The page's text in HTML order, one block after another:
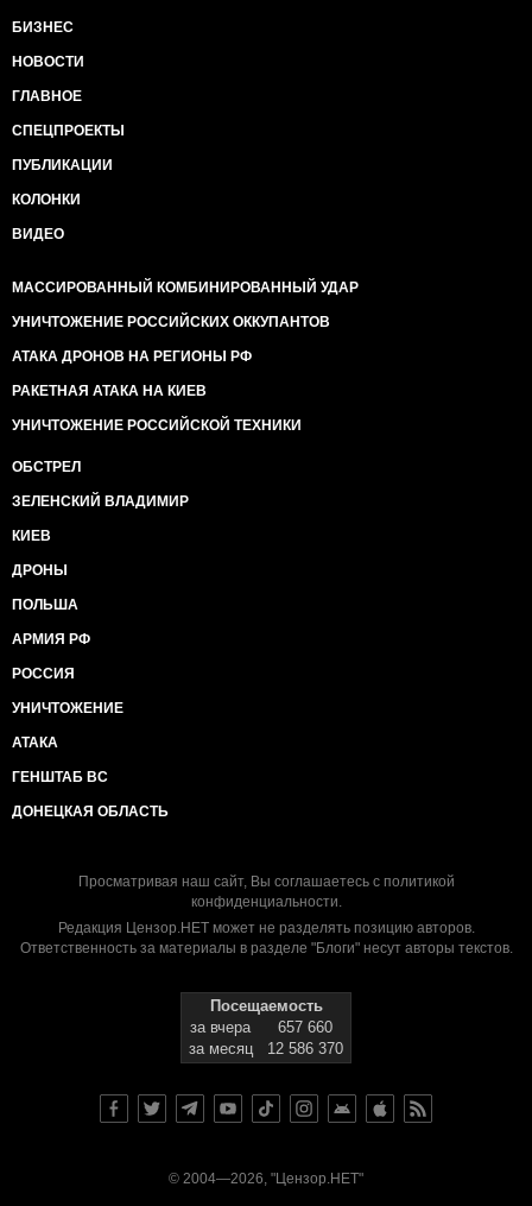
БИЗНЕС
НОВОСТИ
ГЛАВНОЕ
СПЕЦПРОЕКТЫ
ПУБЛИКАЦИИ
КОЛОНКИ
ВИДЕО
МАССИРОВАННЫЙ КОМБИНИРОВАННЫЙ УДАР
УНИЧТОЖЕНИЕ РОССИЙСКИХ ОККУПАНТОВ
АТАКА ДРОНОВ НА РЕГИОНЫ РФ
РАКЕТНАЯ АТАКА НА КИЕВ
УНИЧТОЖЕНИЕ РОССИЙСКОЙ ТЕХНИКИ
ОБСТРЕЛ
ЗЕЛЕНСКИЙ ВЛАДИМИР
КИЕВ
ДРОНЫ
ПОЛЬША
АРМИЯ РФ
РОССИЯ
УНИЧТОЖЕНИЕ
АТАКА
ГЕНШТАБ ВС
ДОНЕЦКАЯ ОБЛАСТЬ
Просматривая наш сайт, Вы соглашаетесь с политикой
конфиденциальности.
Редакция Цензор.НЕТ может не разделять позицию авторов.
Ответственность за материалы в разделе "Блоги" несут авторы текстов.
Посещаемость
за вчера
657 660
за месяц
12 586 370
© 2004—2026, "Цензор.НЕТ"